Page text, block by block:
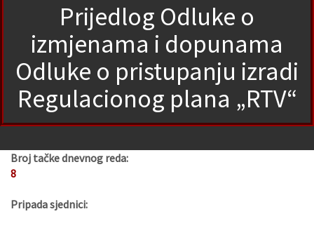
Prijedlog Odluke o
izmjenama i dopunama
Odluke o pristupanju izradi
Regulacionog plana „RTV“
Broj tačke dnevnog reda:
8
Pripada sjednici: